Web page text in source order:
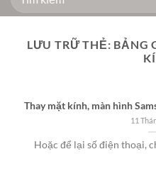
kiếm:
LƯU TRỮ THẺ: BẢNG
Thay mặt kính, màn hình
11
Hoặc để lại số điện thoại,